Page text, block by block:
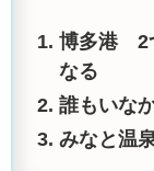
博多港 2
なる
誰もいな
みなと温